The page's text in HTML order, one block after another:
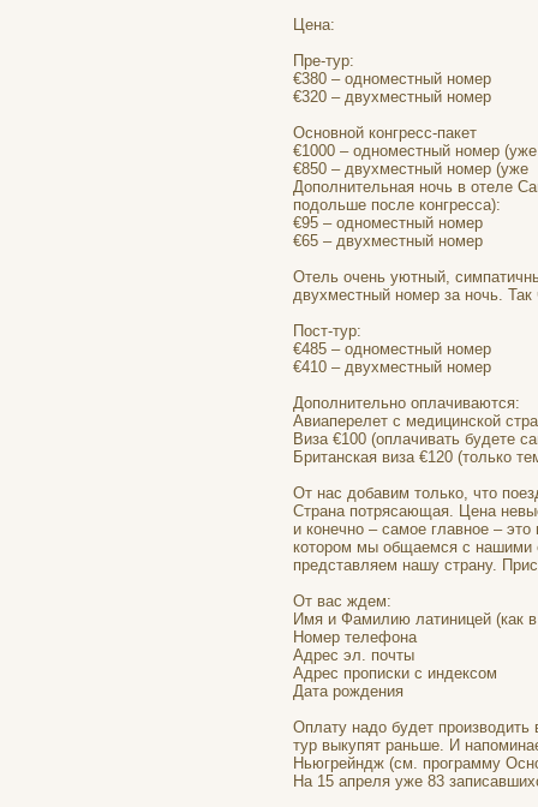
Цена:
Пре-тур:
€380 – одноместный номер
€320 – двухместный номер
Основной конгресс-пакет
€1000 – одноместный номер
€850 – двухместный номер (уже
Дополнительная ночь в отеле
подольше после конгресса):
€95 – одноместный номер
€65 – двухместный номер
Отель очень уютный,
двухместный номер за ночь. Так
Пост-тур:
€485 – одноместный номер
€410 – двухместный номер
Дополнительно оплачиваются:
Авиаперелет с медицинской
Виза €100 (оплачивать будете
Британская виза €120 (только
От нас добавим только, что
Страна потрясающая. Цена
и конечно – самое главное –
котором мы общаемся с нашими
представляем нашу страну.
От вас ждем:
Имя и Фамилию латиницей (как в
Номер телефона
Адрес эл. почты
Адрес прописки с индексом
Дата рождения
Оплату надо будет производить
тур выкупят раньше. И
Ньюгрейндж (см. программу
На 15 апреля уже 83